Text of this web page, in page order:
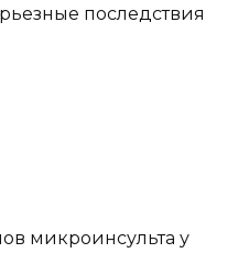
последствия
микроинсульта у